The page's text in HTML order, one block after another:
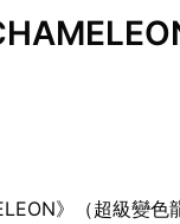
》（超級變